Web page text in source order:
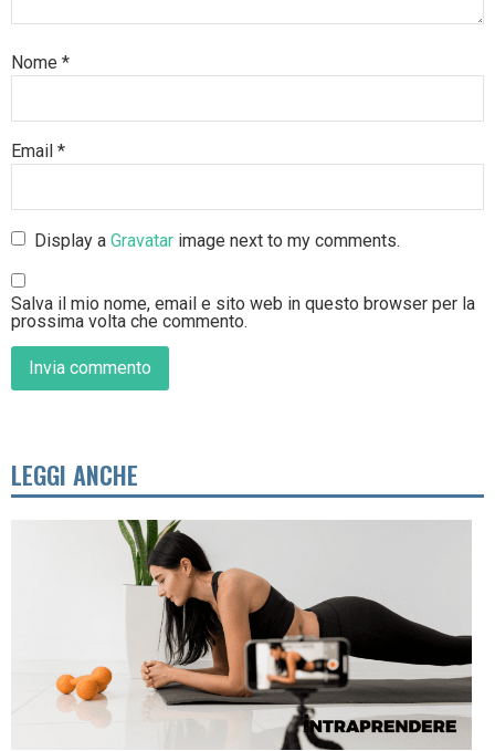
Nome *
Email *
Display aGravatar image next to my comments.
Salva il mio nome, email e sito web in questo browser per la
prossima volta che commento.
LEGGI ANCHE